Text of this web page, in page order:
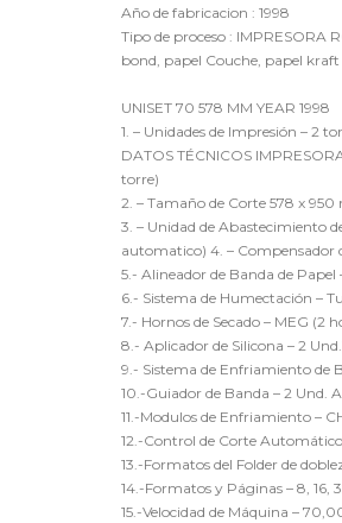
Año de fabricacion : 1998
Tipo de proceso : IMPRESORA
bond, papel Couche, papel
UNISET 70 578 MM YEAR 1998
1. – Unidades de Impresión – 2
DATOS TÉCNICOS
torre)
2. – Tamaño de Corte 578 x 950
3. – Unidad de Abastecimiento
automatico) 4. – Compensador
5.- Alineador de Banda de
6.- Sistema de Humectación –
7.- Hornos de Secado – MEG (2
8.- Aplicador de Silicona – 2
9.- Sistema de Enfriamiento de
10.-Guiador de Banda – 2 Und.
11.-Modulos de Enfriamiento –
12.-Control de Corte
13.-Formatos del Folder de
14.-Formatos y Páginas – 8, 16,
15.-Velocidad de Máquina –